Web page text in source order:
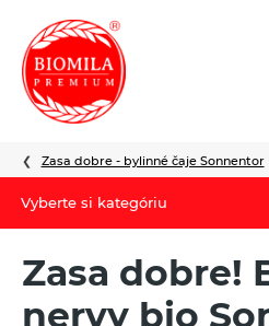
výroba
a
nielen
Vyberte si kategóriu
Zasa dobre - bylinné čaje Sonnentor
Zasa dobre!
nervy bio